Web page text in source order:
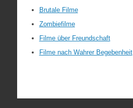
Brutale Filme
Zombiefilme
Filme über Freundschaft
Filme nach Wahrer Begebenheit